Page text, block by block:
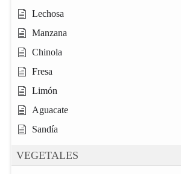
Lechosa
Manzana
Chinola
Fresa
Limón
Aguacate
Sandía
VEGETALES